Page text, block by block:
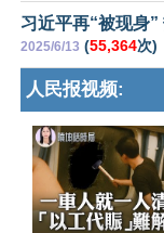
习近平再“被现身
2025/6/13 (55,364次)
人民报视频: